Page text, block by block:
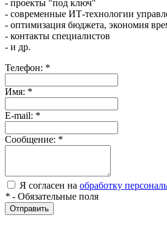
- проекты "под ключ"
- современные ИТ-технологии
- оптимизация бюджета, экономия
- контакты специалистов
- и др.
Телефон: *
Имя: *
E-mail: *
Сообщение: *
Я согласен на обработку
* - Обязательные поля
Отправить